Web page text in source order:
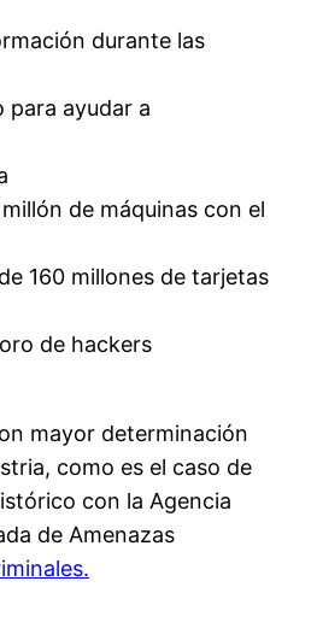
durante las
para ayudar a
de máquinas con el
160 millones de tarjetas
de hackers
mayor determinación
como es el caso de
con la Agencia
de Amenazas